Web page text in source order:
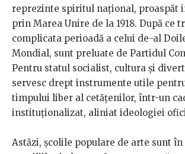
reprezinte spiritul național, proaspăt
prin Marea Unire de la 1918. După ce
complicata perioadă a celui de-al
Mondial, sunt preluate de Partidul
Pentru statul socialist, cultura și
servesc drept instrumente utile
timpului liber al cetățenilor, într-un
instituționalizat, aliniat ideologiei
Astăzi, școlile populare de arte sunt